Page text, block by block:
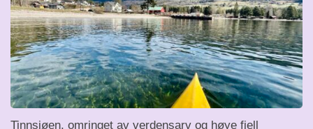
Tinnsjøen, omringet av verdensarv og høye fjell